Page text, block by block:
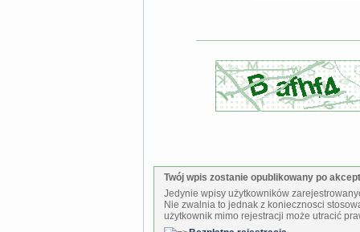
Twój wpis zostanie opublikowany po
Jedynie wpisy użytkowników
Nie zwalnia to jednak z koniecznosci
użytkownik mimo rejestracji może utracić